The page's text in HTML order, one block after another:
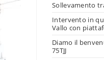
Sollevamento
Intervento in
Vallo con
Diamo il
75TJJ